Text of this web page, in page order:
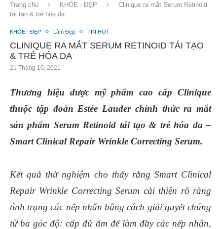
Trang chủ KHỎE - ĐẸP
Clinique ra mắt Serum Retinoid
tái tạo & trẻ hóa da
KHỎE - ĐẸP Làm Đẹp TIN HOT
CLINIQUE RA MẮT SERUM RETINOID TÁI TẠO
& TRẺ HÓA DA
21 Tháng 10, 2021
Thương hiệu dược mỹ phẩm cao cấp Clinique
thuộc tập đoàn Estée Lauder chính thức ra mắt
sản phẩm Serum Retinoid tái tạo & trẻ hóa da –
Smart Clinical Repair Wrinkle Correcting Serum.
Kết quả thử nghiệm cho thấy rằng Smart Clinical
Repair Wrinkle Correcting Serum cải thiện rõ ràng
tình trạng các nếp nhăn bằng cách giải quyết chúng
từ ba góc độ: cấp đủ ẩm để làm đầy các nếp nhăn,